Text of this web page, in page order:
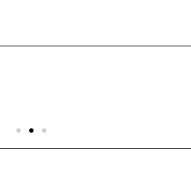
שירות לקוחות